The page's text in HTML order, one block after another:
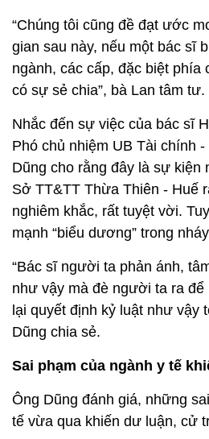
“Chúng tôi cũng đề đạt ước
gian sau này, nếu một bác sĩ
ngành, các cấp, đặc biệt phía
có sự sẻ chia”, bà Lan tâm tư.
Nhắc đến sự việc của bác sĩ
Phó chủ nhiệm UB Tài chính
Dũng cho rằng đây là sự kiện
Sở TT&TT Thừa Thiên - Huế
nghiêm khắc, rất tuyệt vời.
mạnh “biểu dương” trong
“Bác sĩ người ta phản ánh,
như vậy mà đè người ta ra
lại quyết định kỷ luật như vậy
Dũng chia sẻ.
Sai phạm của ngành y tế
Ông Dũng đánh giá, những
tế vừa qua khiến dư luận, cử